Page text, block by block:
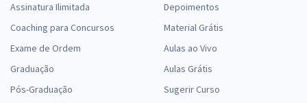
Assinatura Ilimitada
Coaching para Concursos
Exame de Ordem
Graduação
Pós-Graduação
Depoimentos
Material Grátis
Aulas ao Vivo
Aulas Grátis
Sugerir Curso